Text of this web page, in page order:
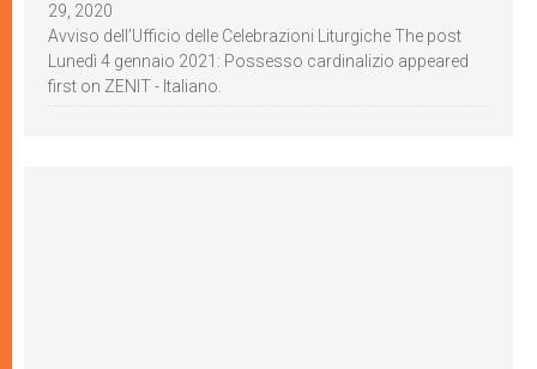
29, 2020
Avviso dell’Ufficio delle Celebrazioni Liturgiche The post
Lunedì 4 gennaio 2021: Possesso cardinalizio appeared
first on ZENIT - Italiano.